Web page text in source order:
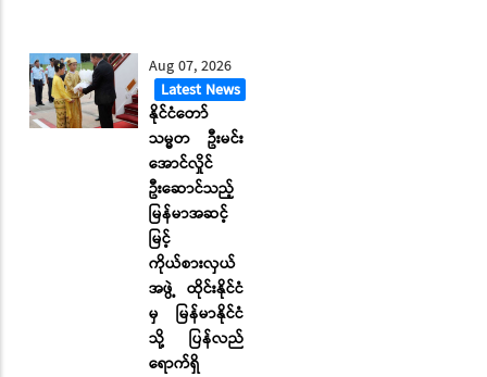
Aug 07, 2026
Latest News
နိုင်ငံတော်
သမ္မတ ဦးမင်း
အောင်လှိုင်
ဦးဆောင်သည့်
မြန်မာအဆင့်
မြင့်
ကိုယ်စားလှယ်
အဖွဲ့ ထိုင်းနိုင်ငံ
မှ မြန်မာနိုင်ငံ
သို့ ပြန်လည်
ရောက်ရှိ